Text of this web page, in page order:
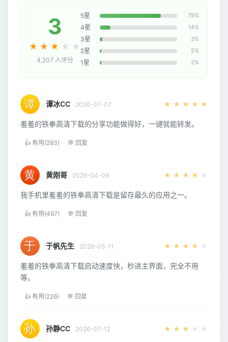
3
★ ★ ★ ★ ★
4,207 人评分
5星 79%
4星 14%
3星 3%
2星 2%
1星 2%
谭冰CC 2026-07-07 ★ ★ ★ ★ ★
羞羞的铁拳高清下载的分享功能做得好，一键就能转发。
👍 有用(293) 💬 回复
黄刚哥 2026-04-09 ★ ★ ★ ★ ★
我手机里羞羞的铁拳高清下载是留存最久的应用之一。
👍 有用(467) 💬 回复
于帆先生 2026-05-11 ★ ★ ★ ★ ★
羞羞的铁拳高清下载启动速度快，秒进主界面，完全不用
等。
👍 有用(226) 💬 回复
孙静CC 2026-07-12 ★ ★ ★ ★ ★